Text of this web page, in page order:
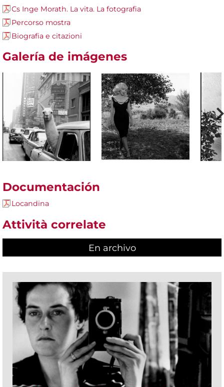
Cs Inge Morath. La vita. La fotografia
Percorso mostra
Biografia e citazioni
Galería de imágenes
Documentación
Locandina
Attività correlate
En archivo